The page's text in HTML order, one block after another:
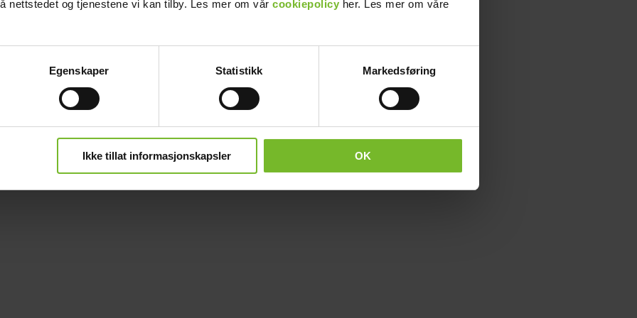
nettstedet og tjenestene vi kan tilby. Les mer om vår cookiepolicy her. Les mer om våre
Egenskaper Statistikk Markedsføring
Ikke tillat informasjonskapsler OK